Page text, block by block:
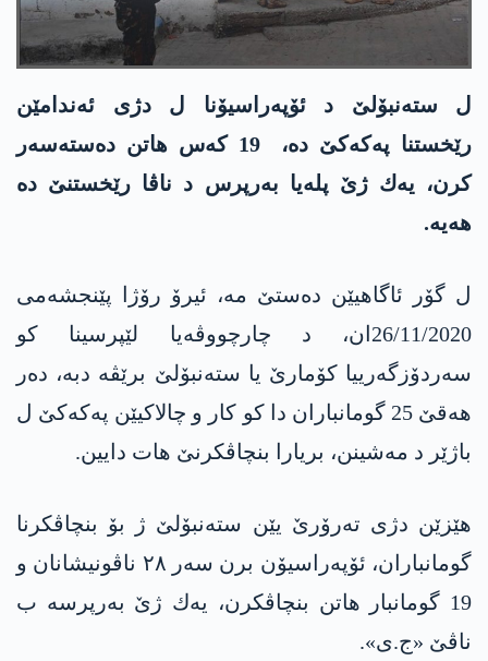
ل ستەنبۆلێ د ئۆپەراسیۆنا ل دژی ئه‌ندامێن
رێخستنا په‌كه‌كێ ده‌، 19 كه‌س هاتن ده‌سته‌سه‌ر
كرن، یه‌ك ژێ پله‌یا به‌رپرس د ناڤا رێخستنێ ده‌
هه‌یه‌.
ل گۆر ئاگاهیێن ده‌ستێ مه‌، ئیرۆ رۆژا پێنجشه‌می
26/11/2020ان، د چارچووڤەیا لێپرسینا كو
سەردۆزگەرییا کۆمارێ یا ستەنبۆلێ برێڤه‌ دبە، دەر
ھەقێ 25 گومانباران دا كو كار و چالاكیێن په‌كه‌كێ ل
باژێر د مه‌شینن، بریارا بنچاڤکرنێ ھات دایین.
هێزێن دژی تەرۆرێ یێن ستەنبۆلێ ژ بۆ بنچاڤكرنا
گومانباران، ئۆپەراسیۆن برن سەر ٢٨ ناڤونیشانان و
19 گومانبار ھاتن بنچاڤکرن، یه‌ك ژێ به‌رپرسه‌ ب
ناڤێ «ج.ی».